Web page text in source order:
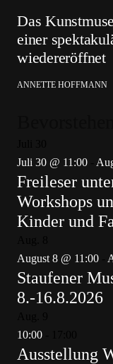
Das
einer
wiedereröffnet
ANNETTE HOFFMANN
Juli 30 @ 11:00
Freileser
Workshops
Kinder und
August 8 @ 11:00
Staufener
8.-16.8.2026
10:00
Ausstellung